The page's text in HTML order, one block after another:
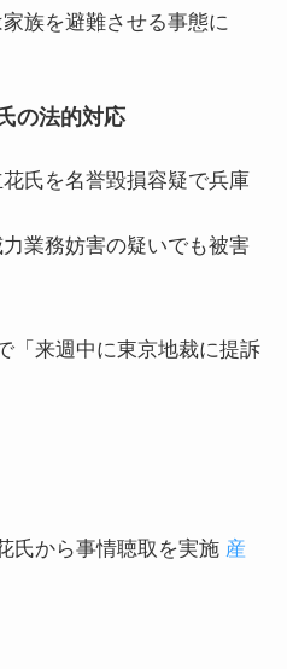
族を避難させる事態に
の法的対応
花氏を名誉毀損容疑で兵庫
力業務妨害の疑いでも被害
「来週中に東京地裁に提訴
氏から事情聴取を実施 産